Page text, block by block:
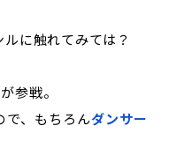
に触れてみては？
参戦。
で、もちろんダンサー